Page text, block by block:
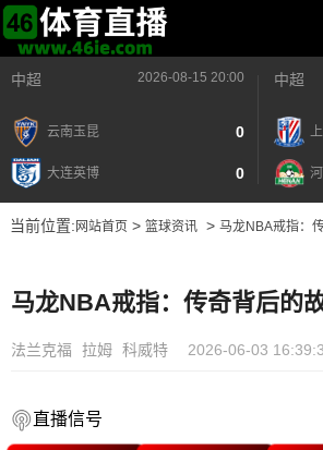
中超 2026-08-15 20:00
云南玉昆 0
大连英博 0
中超
当前位置: 网站首页> 篮球资讯> 马龙NBA戒指：
马龙NBA戒指：传奇背后的
法兰克福 拉姆 科威特 2026-06-03
直播信号